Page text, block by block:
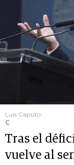
Luis Caputo
C
Tras el
vuelve al